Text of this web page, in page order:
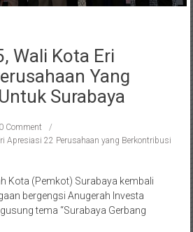
Wali Kota Eri
Yang
Surabaya
0 Comment
Apresiasi 22 Perusahaan yang Berkontribusi
Kota (Pemkot) Surabaya kembali
bergengsi Anugerah Investa
tema “Surabaya Gerbang